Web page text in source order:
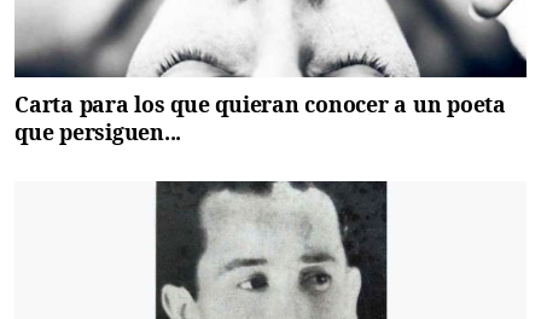
Carta para los que quieran conocer a un poeta
que persiguen...